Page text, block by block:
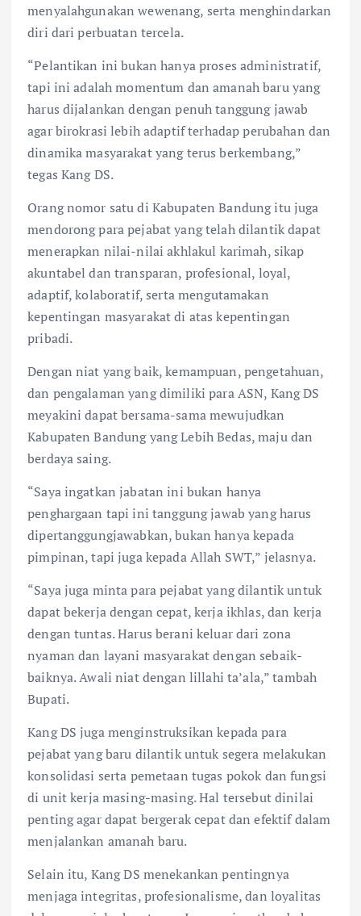
menyalahgunakan wewenang, serta menghindarkan
diri dari perbuatan tercela.
“Pelantikan ini bukan hanya proses administratif,
tapi ini adalah momentum dan amanah baru yang
harus dijalankan dengan penuh tanggung jawab
agar birokrasi lebih adaptif terhadap perubahan dan
dinamika masyarakat yang terus berkembang,”
tegas Kang DS.
Orang nomor satu di Kabupaten Bandung itu juga
mendorong para pejabat yang telah dilantik dapat
menerapkan nilai-nilai akhlakul karimah, sikap
akuntabel dan transparan, profesional, loyal,
adaptif, kolaboratif, serta mengutamakan
kepentingan masyarakat di atas kepentingan
pribadi.
Dengan niat yang baik, kemampuan, pengetahuan,
dan pengalaman yang dimiliki para ASN, Kang DS
meyakini dapat bersama-sama mewujudkan
Kabupaten Bandung yang Lebih Bedas, maju dan
berdaya saing.
“Saya ingatkan jabatan ini bukan hanya
penghargaan tapi ini tanggung jawab yang harus
dipertanggungjawabkan, bukan hanya kepada
pimpinan, tapi juga kepada Allah SWT,” jelasnya.
“Saya juga minta para pejabat yang dilantik untuk
dapat bekerja dengan cepat, kerja ikhlas, dan kerja
dengan tuntas. Harus berani keluar dari zona
nyaman dan layani masyarakat dengan sebaik-
baiknya. Awali niat dengan lillahi ta’ala,” tambah
Bupati.
Kang DS juga menginstruksikan kepada para
pejabat yang baru dilantik untuk segera melakukan
konsolidasi serta pemetaan tugas pokok dan fungsi
di unit kerja masing-masing. Hal tersebut dinilai
penting agar dapat bergerak cepat dan efektif dalam
menjalankan amanah baru.
Selain itu, Kang DS menekankan pentingnya
menjaga integritas, profesionalisme, dan loyalitas